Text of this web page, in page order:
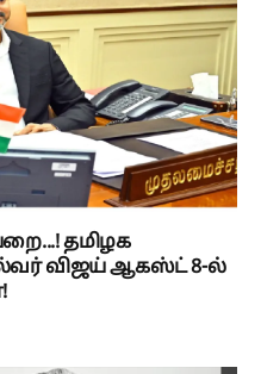
தமிழக
விஜய் ஆகஸ்ட் 8-ல்